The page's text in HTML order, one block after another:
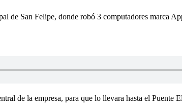
de San Felipe, donde robó 3 computadores marca
de la empresa, para que lo llevara hasta el Puente